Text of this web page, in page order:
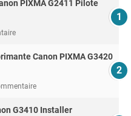
PIXMA G2411 Pilote
Canon PIXMA G3420
G3410 Installer